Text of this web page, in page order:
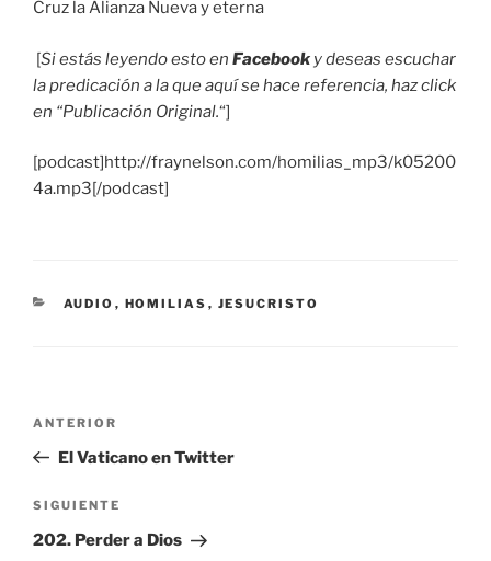
Cruz la Alianza Nueva y eterna
[Si estás leyendo esto en Facebook y deseas escuchar
la predicación a la que aquí se hace referencia, haz click
en “Publicación Original.“]
[podcast]http://fraynelson.com/homilias_mp3/k05200
4a.mp3[/podcast]
CATEGORÍAS
AUDIO , HOMILIAS , JESUCRISTO
entradas
Entrada
anterior:
ANTERIOR
El Vaticano en Twitter
Siguiente
entrada
SIGUIENTE
202. Perder a Dios